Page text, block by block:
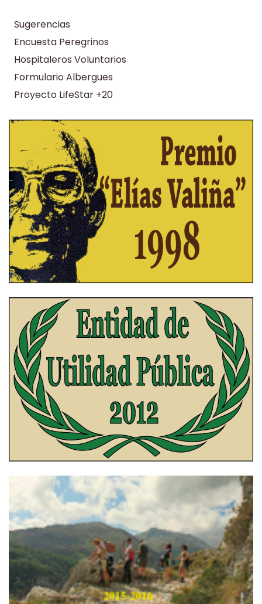
Sugerencias
Encuesta Peregrinos
Hospitaleros Voluntarios
Formulario Albergues
Proyecto LifeStar +20